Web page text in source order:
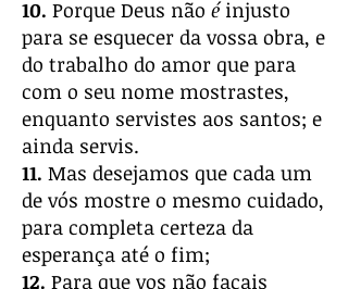
10. Porque Deus não éinjusto
para se esquecer da vossa obra, e
do trabalho do amor que para
com o seu nome mostrastes,
enquanto servistes aos santos; e
ainda servis.
11. Mas desejamos que cada um
de vós mostre o mesmo cuidado,
para completa certeza da
esperança até o fim;
12. Para que vos não façais